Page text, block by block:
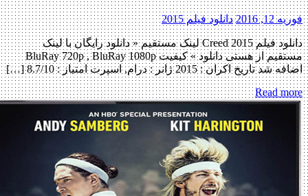
فوریه 12, 2016 دانلود فیلم 2015
دانلود فیلم Creed 2015 لینک مستقیم « دانلود رایگان با لینک
مستقیم از هستی دانلود » کیفیت BluRay 720p , BluRay 1080p
اضافه شد تاریخ اکران : 2015 ژانر : درام, اسپرت امتیاز : 8.7/10 […]
Read more